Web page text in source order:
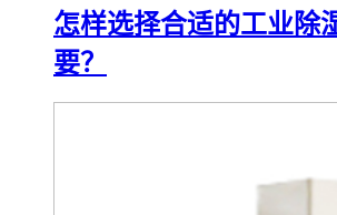
怎样选择合适的工业除
要？